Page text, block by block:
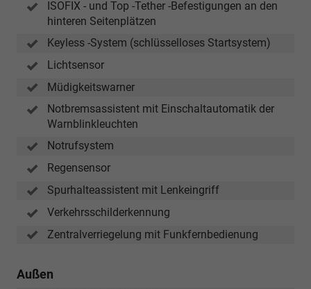
ISOFIX - und Top -Tether -Befestigungen an den
hinteren Seitenplätzen
Keyless -System (schlüsselloses Startsystem)
Lichtsensor
Müdigkeitswarner
Notbremsassistent mit Einschaltautomatik der
Warnblinkleuchten
Notrufsystem
Regensensor
Spurhalteassistent mit Lenkeingriff
Verkehrsschilderkennung
Zentralverriegelung mit Funkfernbedienung
Außen